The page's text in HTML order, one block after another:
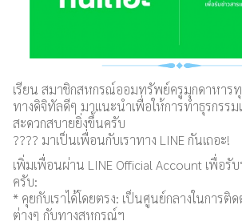
เรียน สมาชิกสหกรณ์ออมทรัพย์ครูมุกดาหาร
ทางดิจิทัลดีๆ มาแนะนำเพื่อให้การทำธุรกรรม
สะดวกสบายยิ่งขึ้นครับ
???? มาเป็นเพื่อนกับเราทาง LINE กันเถอะ!
เพิ่มเพื่อนผ่าน LINE Official Account เพื่อรั
ครับ:
* คุยกับเราได้โดยตรง: เป็นศูนย์กลางในการ
ต่างๆ กับทางสหกรณ์ฯ